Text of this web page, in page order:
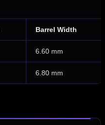
Barrel Width
6.60 mm
6.80 mm